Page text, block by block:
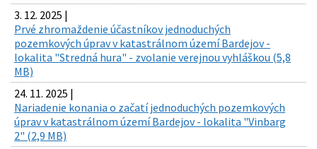
3. 12. 2025 |
Prvé zhromaždenie účastníkov jednoduchých
pozemkových úprav v katastrálnom území Bardejov -
lokalita "Stredná hura" - zvolanie verejnou vyhláškou (5,8
MB)
24. 11. 2025 |
Nariadenie konania o začatí jednoduchých pozemkových
úprav v katastrálnom území Bardejov - lokalita "Vinbarg
2" (2,9 MB)